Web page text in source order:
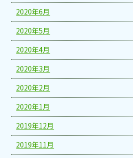
2020年6月
2020年5月
2020年4月
2020年3月
2020年2月
2020年1月
2019年12月
2019年11月